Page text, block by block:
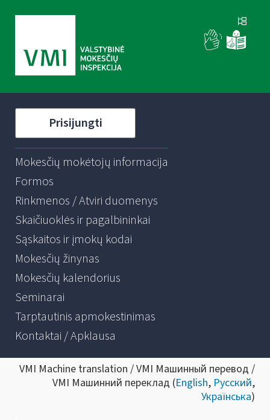
Prisijungti
Mokesčių mokėtojų informacija
Formos
Rinkmenos / Atviri duomenys
Skaičiuoklės ir pagalbininkai
Sąskaitos ir įmokų kodai
Mokesčių žinynas
Mokesčių kalendorius
Seminarai
Tarptautinis apmokestinimas
Kontaktai / Apklausa
VMI Machine translation / VMI Машинный перевод /
VMI Машинний переклад (English, Русский,
Українська)